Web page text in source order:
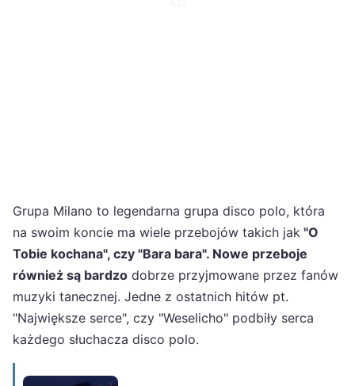
Grupa Milano to legendarna grupa disco polo, która
na swoim koncie ma wiele przebojów takich jak "O
Tobie kochana", czy "Bara bara". Nowe przeboje
również są bardzo dobrze przyjmowane przez fanów
muzyki tanecznej. Jedne z ostatnich hitów pt.
"Największe serce", czy "Weselicho" podbiły serca
każdego słuchacza disco polo.